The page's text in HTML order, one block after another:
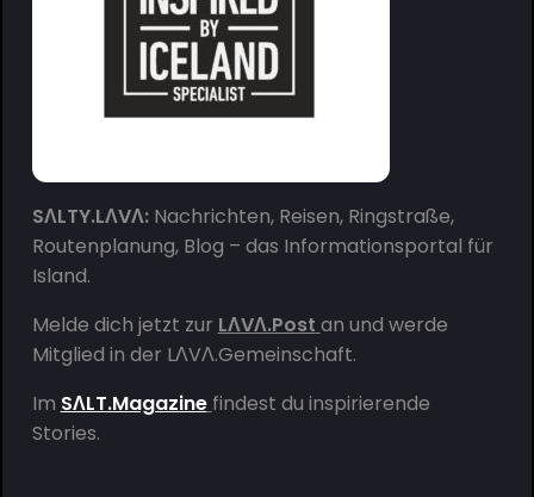
SΛLTY.LΛVΛ:Nachrichten, Reisen, Ringstraße,
Routenplanung, Blog – das Informationsportal für
Island.
Melde dich jetzt zur LΛVΛ.Post an und werde
Mitglied in der LΛVΛ.Gemeinschaft.
Im SΛLT.Magazine findest du inspirierende
Stories.